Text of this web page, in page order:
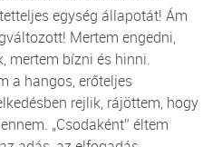
egység állapotát! Ám
Mertem engedni,
mertem bízni és hinni.
a hangos, erőteljes
rejlik, rájöttem, hogy
„Csodaként” éltem